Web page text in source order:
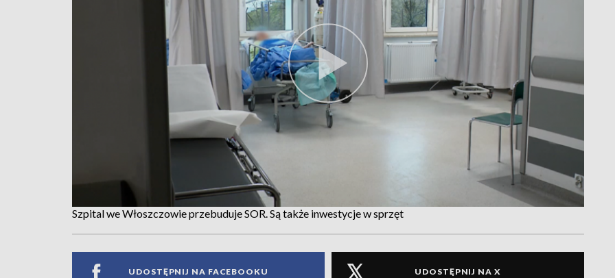
Szpital we Włoszczowie przebuduje SOR. Są także inwestycje w sprzęt
UDOSTĘPNIJ NA FACEBOOKU UDOSTĘPNIJ NA X